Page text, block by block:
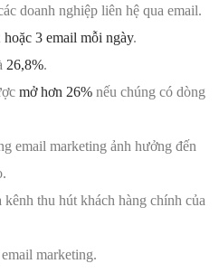
doanh nghiệp liên hệ qua email.
hoặc 3 email mỗi ngày.
26,8%.
mở hơn 26% nếu chúng có dòng
email marketing ảnh hưởng đến
thu hút khách hàng chính của
marketing.